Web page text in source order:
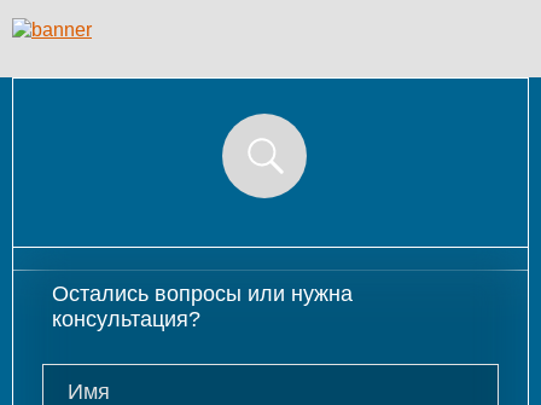
Остались вопросы или нужна
консультация?